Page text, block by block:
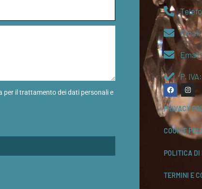
per il trattamento dei dati personali e
P.
PRIVACY
COOKIE
POLITICA DI
TERMINI E